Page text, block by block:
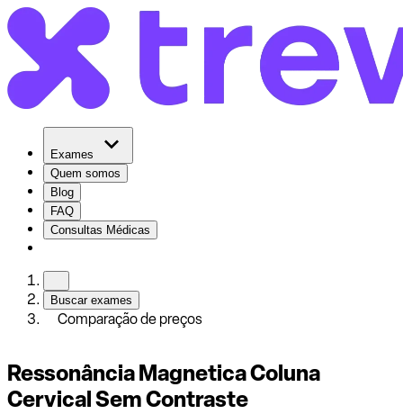
Exames
Quem somos
Blog
FAQ
Consultas Médicas
Buscar exames
Comparação de preços
Ressonância Magnetica Coluna
Cervical Sem Contraste